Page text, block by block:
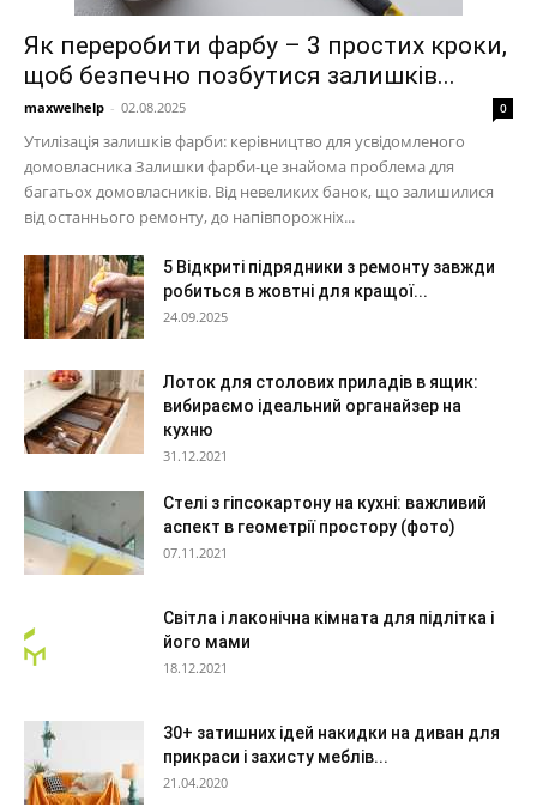
Як переробити фарбу – 3 простих кроки,
щоб безпечно позбутися залишків...
maxwelhelp - 02.08.2025 0
Утилізація залишків фарби: керівництво для усвідомленого
домовласника Залишки фарби-це знайома проблема для
багатьох домовласників. Від невеликих банок, що залишилися
від останнього ремонту, до напівпорожніх...
5 Відкриті підрядники з ремонту завжди
робиться в жовтні для кращої...
24.09.2025
Лоток для столових приладів в ящик:
вибираємо ідеальний органайзер на
кухню
31.12.2021
Стелі з гіпсокартону на кухні: важливий
аспект в геометрії простору (фото)
07.11.2021
Світла і лаконічна кімната для підлітка і
його мами
18.12.2021
30+ затишних ідей накидки на диван для
прикраси і захисту меблів...
21.04.2020